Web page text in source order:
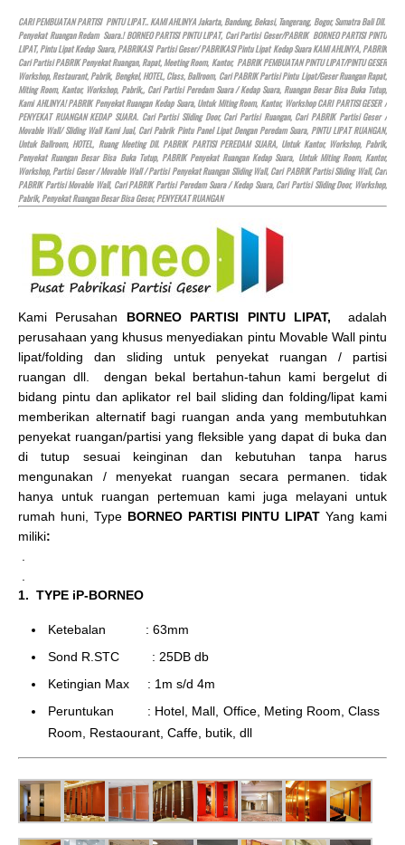
CARI PEMBUATAN PARTISI PINTU LIPAT.. KAMI AHLINYA Jakarta, Bandung, Bekasi, Tangerang, Bogor, Sumatra Bali Dll.
Penyekat Ruangan Redam Suara.! BORNEO PARTISI PINTU LIPAT, Cari Partisi Geser/PABRIK BORNEO PARTISI PINTU
LIPAT, Pintu Lipat Kedap Suara, PABRIKASI Partisi Geser/ PABRIKASI Pintu Lipat Kedap Suara KAMI AHLINYA, PABRIK
Cari Partisi PABRIK Penyekat Ruangan, Rapat, Meeting Room, Kantor, PABRIK PEMBUATAN PINTU LIPAT/PINTU GESER
Workshop, Restaurant, Pabrik, Bengkel,HOTEL, Class, Ballroom, Cari PABRIK Partisi Pintu Lipat/Geser Ruangan Rapat,
Miting Room, Kantor, Workshop, Pabrik,, Cari Partisi Peredam Suara / Kedap Suara, Ruangan Besar Bisa Buka Tutup,
Kami AHLINYA! PABRIK Penyekat Ruangan Kedap Suara, Untuk Miting Room, Kantor, Workshop CARI PARTISI GESER /
PENYEKAT RUANGAN KEDAP SUARA. Cari Partisi Sliding Door, Cari Partisi Ruangan, Cari PABRIK Partisi Geser /
Movable Wall/ Sliding Wall Kami Jual, Cari Pabrik Pintu Panel Lipat Dengan Peredam Suara, PINTU LIPAT RUANGAN,
Untuk Ballroom,HOTEL, Ruang Meeting Dll. PABRIK PARTISI PEREDAM SUARA, Untuk Kantor, Workshop, Pabrik,
Penyekat Ruangan Besar Bisa Buka Tutup, PABRIK Penyekat Ruangan Kedap Suara, Untuk Miting Room, Kantor,
Workshop, Partisi Geser / Movable Wall / Partisi Penyekat Ruangan Sliding Wall, Cari PABRIK Partisi Sliding Wall, Cari
PABRIK Partisi Movable Wall, Cari PABRIK Partisi Peredam Suara / Kedap Suara, Cari Partisi Sliding Door, Workshop,
Pabrik, Penyekat Ruangan Besar Bisa Geser, PENYEKAT RUANGAN
Kami Perusahan BORNEO PARTISI PINTU LIPAT, adalah
perusahaan yang khusus menyediakan pintu Movable Wall pintu
lipat/folding dan sliding untuk penyekat ruangan / partisi
ruangan dll. dengan bekal bertahun-tahun kami bergelut di
bidang pintu dan aplikator rel bail sliding dan folding/lipat kami
memberikan alternatif bagi ruangan anda yang membutuhkan
penyekat ruangan/partisi yang fleksible yang dapat di buka dan
di tutup sesuai keinginan dan kebutuhan tanpa harus
mengunakan / menyekat ruangan secara permanen. tidak
hanya untuk ruangan pertemuan kami juga melayani untuk
rumah huni, Type BORNEO PARTISI PINTU LIPAT Yang kami
miliki:
1. TYPE iP-BORNEO
Ketebalan : 63mm
Sond R.STC : 25DB db
Ketingian Max : 1m s/d 4m
Peruntukan : Hotel, Mall, Office, Meting Room, Class
Room, Restaourant, Caffe, butik, dll